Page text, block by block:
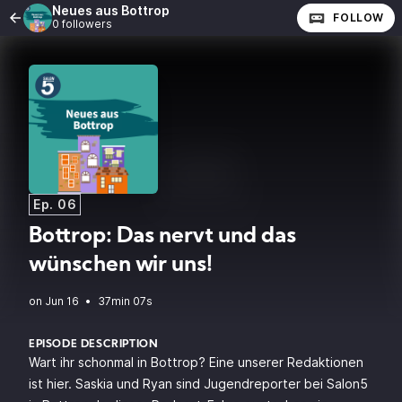
Neues aus Bottrop
0 followers FOLLOW
Ep. 06
Bottrop: Das nervt und das
wünschen wir uns!
• 37min 07s
EPISODE DESCRIPTION
Wart ihr schonmal in Bottrop? Eine unserer Redaktionen
ist hier. Saskia und Ryan sind Jugendreporter bei Salon5